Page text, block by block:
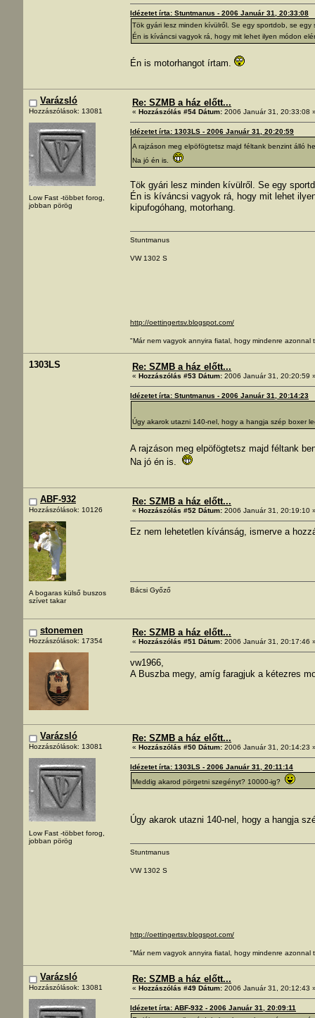
Idézetet írta: Stuntmanus - 2006 Január 31, 20:33:08
Tök gyári lesz minden kívülről. Se egy sportdob, se egy
Én is kíváncsi vagyok rá, hogy mit lehet ilyen módon
Én is motorhangot írtam.
Varázsló
Hozzászólások: 13081
Low Fast -többet forog,
jobban pörög
Re: SZMB a ház előtt...
« Hozzászólás #54 Dátum: 2006 Január 31, 20:33:08
Idézetet írta: 1303LS - 2006 Január 31, 20:20:59
A rajzáson meg elpöfögtetsz majd féltank benzint álló
Na jó én is.
Tök gyári lesz minden kívülről. Se egy
Én is kíváncsi vagyok rá, hogy mit lehet
kipufogóhang, motorhang.
Stuntmanus
VW 1302 S
http://oettingertsv.blogspot.com/
"Már nem vagyok annyira fiatal, hogy mindenre azonnal
1303LS Re: SZMB a ház előtt...
« Hozzászólás #53 Dátum: 2006 Január 31, 20:20:59
Idézetet írta: Stuntmanus - 2006 Január 31, 20:14:23
Úgy akarok utazni 140-nel, hogy a hangja szép boxer
A rajzáson meg elpöfögtetsz majd féltank
Na jó én is.
ABF-932
Hozzászólások: 10126
A bogaras külső buszos
szívet takar
Re: SZMB a ház előtt...
« Hozzászólás #52 Dátum: 2006 Január 31, 20:19:10
Ez nem lehetetlen kívánság, ismerve a
Bácsi Győző
stonemen
Hozzászólások: 17354
Re: SZMB a ház előtt...
« Hozzászólás #51 Dátum: 2006 Január 31, 20:17:46
vw1966,
A Buszba megy, amíg faragjuk a kétezres
Varázsló
Hozzászólások: 13081
Low Fast -többet forog,
jobban pörög
Re: SZMB a ház előtt...
« Hozzászólás #50 Dátum: 2006 Január 31, 20:14:23
Idézetet írta: 1303LS - 2006 Január 31, 20:11:14
Meddig akarod pörgetni szegényt? 10000-ig?
Úgy akarok utazni 140-nel, hogy a hangja
Stuntmanus
VW 1302 S
http://oettingertsv.blogspot.com/
"Már nem vagyok annyira fiatal, hogy mindenre azonnal
Varázsló
Hozzászólások: 13081
Re: SZMB a ház előtt...
« Hozzászólás #49 Dátum: 2006 Január 31, 20:12:43
Idézetet írta: ABF-932 - 2006 Január 31, 20:09:11